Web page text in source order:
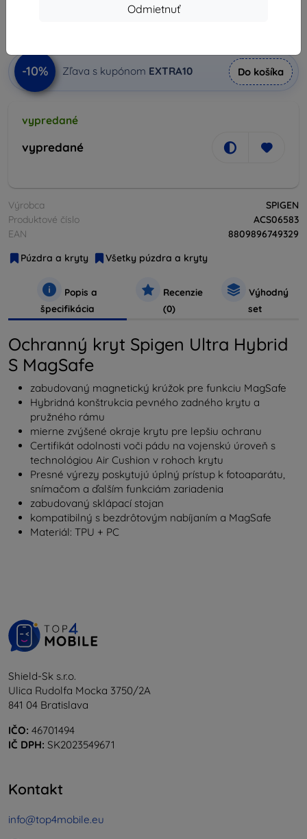
Odmietnuť
-10% Zľava s kupónom EXTRA10 Do košíka
vypredané
vypredané
Výrobca
SPIGEN
Produktové číslo
ACS06583
EAN
8809896749329
Púzdra a kryty
Všetky púzdra a kryty
Popis a
špecifikácia
Recenzie
(0)
Výhodný
set
Ochranný kryt Spigen Ultra Hybrid
S MagSafe
zabudovaný magnetický krúžok pre funkciu MagSafe
Hybridná konštrukcia pevného zadného krytu a
pružného rámu
mierne zvýšené okraje krytu pre lepšiu ochranu
Certifikát odolnosti voči pádu na vojenskú úroveň s
technológiou Air Cushion v rohoch krytu
Presné výrezy poskytujú úplný prístup k fotoaparátu,
snímačom a ďalším funkciám zariadenia
zabudovaný sklápací stojan
kompatibilný s bezdrôtovým nabíjaním a MagSafe
Materiál: TPU + PC
Shield-Sk s.r.o.
Ulica Rudolfa Mocka 3750/2A
841 04 Bratislava
IČO: 46701494
IČ DPH: SK2023549671
Kontakt
info@top4mobile.eu